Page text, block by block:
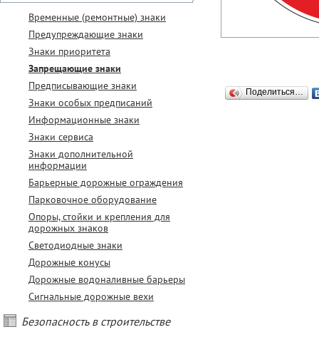
Временные (ремонтные) знаки
Предупреждающие знаки
Знаки приоритета
Запрещающие знаки
Предписывающие знаки
Знаки особых предписаний
Информационные знаки
Знаки сервиса
Знаки дополнительной
информации
Барьерные дорожные ограждения
Парковочное оборудование
Опоры, стойки и крепления для
дорожных знаков
Светодиодные знаки
Дорожные конусы
Дорожные водоналивные барьеры
Сигнальные дорожные вехи
Безопасность в строительстве
Поделиться…